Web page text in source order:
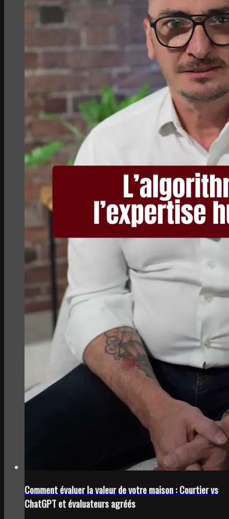
Comment évaluer la valeur de votre maison : Courtier vs
ChatGPT et évaluateurs agréés